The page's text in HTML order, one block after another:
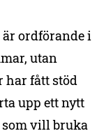
är ordförande i
utan
har fått stöd
upp ett nytt
som vill bruka